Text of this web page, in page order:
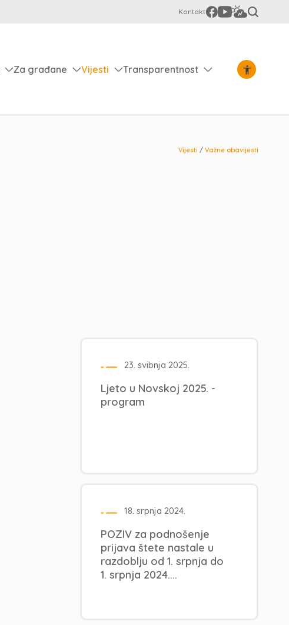
Kontakt
Za građane Vijesti Transparentnost
Vijesti / Važne obavijesti
23. svibnja 2025.
Ljeto u Novskoj 2025. -
program
18. srpnja 2024.
POZIV za podnošenje
prijava štete nastale u
razdoblju od 1. srpnja do
1. srpnja 2024....